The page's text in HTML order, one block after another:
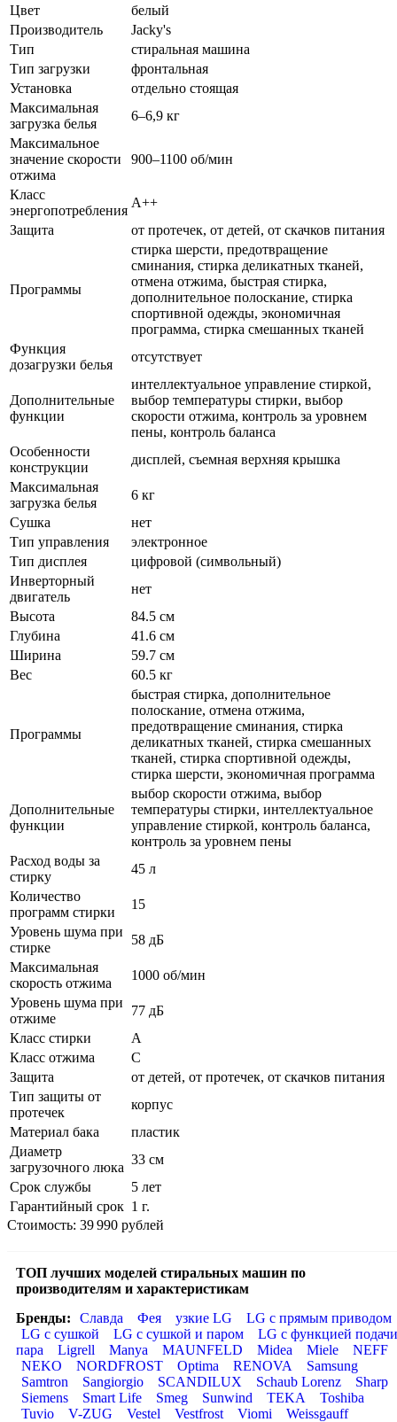
Цвет
белый
Производитель
Jacky's
Тип
стиральная машина
Тип загрузки
фронтальная
Установка
отдельно стоящая
Максимальная
загрузка белья
6–6,9 кг
Максимальное
значение скорости
отжима
900–1100 об/мин
Класс
энергопотребления
A++
Защита
от протечек, от детей, от скачков питания
Программы
стирка шерсти, предотвращение
сминания, стирка деликатных тканей,
отмена отжима, быстрая стирка,
дополнительное полоскание, стирка
спортивной одежды, экономичная
программа, стирка смешанных тканей
Функция
дозагрузки белья
отсутствует
Дополнительные
функции
интеллектуальное управление стиркой,
выбор температуры стирки, выбор
скорости отжима, контроль за уровнем
пены, контроль баланса
Особенности
конструкции
дисплей, съемная верхняя крышка
Максимальная
загрузка белья
6 кг
Сушка
нет
Тип управления
электронное
Тип дисплея
цифровой (символьный)
Инверторный
двигатель
нет
Высота
84.5 см
Глубина
41.6 см
Ширина
59.7 см
Вес
60.5 кг
Программы
быстрая стирка, дополнительное
полоскание, отмена отжима,
предотвращение сминания, стирка
деликатных тканей, стирка смешанных
тканей, стирка спортивной одежды,
стирка шерсти, экономичная программа
Дополнительные
функции
выбор скорости отжима, выбор
температуры стирки, интеллектуальное
управление стиркой, контроль баланса,
контроль за уровнем пены
Расход воды за
стирку
45 л
Количество
программ стирки
15
Уровень шума при
стирке
58 дБ
Максимальная
скорость отжима
1000 об/мин
Уровень шума при
отжиме
77 дБ
Класс стирки
A
Класс отжима
C
Защита
от детей, от протечек, от скачков питания
Тип защиты от
протечек
корпус
Материал бака
пластик
Диаметр
загрузочного люка
33 см
Срок службы
5 лет
Гарантийный срок 1 г.
Стоимость: 39 990 рублей
ТОП лучших моделей стиральных машин по
производителям и характеристикам
Бренды:
Славда Фея узкие LG
LG с прямым приводом
LG с сушкой
LG с сушкой и паром
LG с функцией подачи
пара
Ligrell Manya MAUNFELD Midea Miele
NEFF
NEKO
NORDFROST Optima RENOVA
Samsung
Samtron
Sangiorgio SCANDILUX Schaub Lorenz
Sharp
Siemens
Smart Life Smeg Sunwind TEKA
Toshiba
Tuvio
V-ZUG Vestel Vestfrost Viomi
Weissgauff